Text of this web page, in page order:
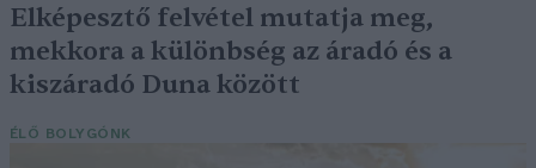
Elképesztő felvétel mutatja meg,
mekkora a különbség az áradó és a
kiszáradó Duna között
ÉLŐ BOLYGÓNK